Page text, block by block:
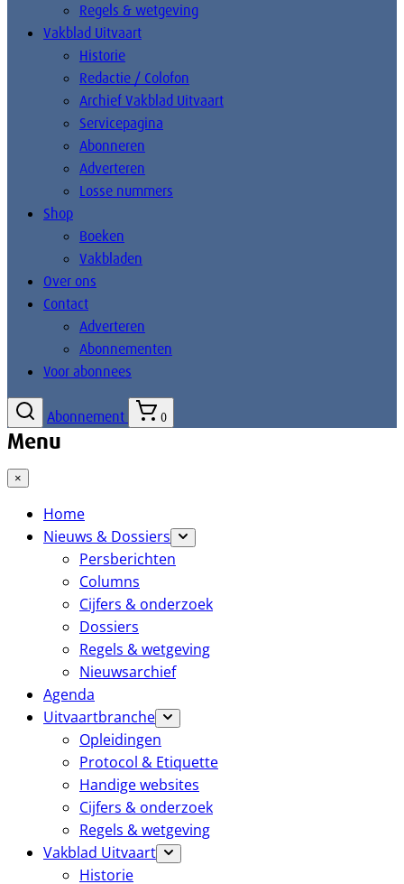
Regels & wetgeving
Vakblad Uitvaart
Historie
Redactie / Colofon
Archief Vakblad Uitvaart
Servicepagina
Abonneren
Adverteren
Losse nummers
Shop
Boeken
Vakbladen
Over ons
Contact
Adverteren
Abonnementen
Voor abonnees
Abonnement 0
Menu
×
Home
Nieuws & Dossiers
Persberichten
Columns
Cijfers & onderzoek
Dossiers
Regels & wetgeving
Nieuwsarchief
Agenda
Uitvaartbranche
Opleidingen
Protocol & Etiquette
Handige websites
Cijfers & onderzoek
Regels & wetgeving
Vakblad Uitvaart
Historie